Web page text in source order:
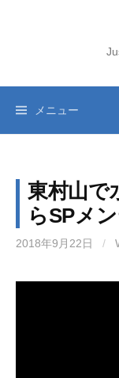
ツ
メニュー
東村山で
らSPメ
2018年9月22日 /